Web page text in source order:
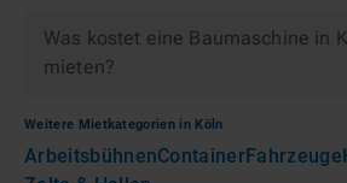
Was kostet eine Baumaschine in
mieten?
Weitere Mietkategorien in Köln
ArbeitsbühnenContainerFahrzeuge